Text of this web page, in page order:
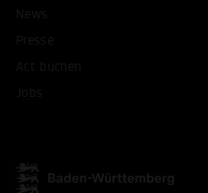
News
Presse
Act buchen
Jobs